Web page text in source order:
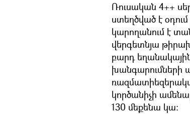
Ռուսական 4++
ստեղծված է
կարողանում է
վերգետնյա
բարդ
խանգարումների
կործանիչի
130 մեքենա կա։